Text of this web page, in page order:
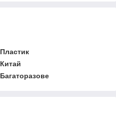
Пластик
Китай
Багаторазове